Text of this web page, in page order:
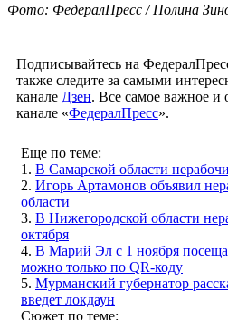
Фото: ФедералПресс / Полина
Подписывайтесь на
также следите за самыми
канале Дзен. Все самое важное и
канале «ФедералПресс».
Еще по теме:
1. В Самарской области
2. Игорь Артамонов объявил
области
3. В Нижегородской области
октября
4. В Марий Эл с 1 ноября
можно только по QR-коду
5. Мурманский губернатор
введет локдаун
Сюжет по теме: